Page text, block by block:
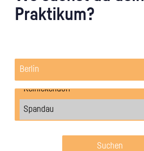
Praktikum?
Suchen